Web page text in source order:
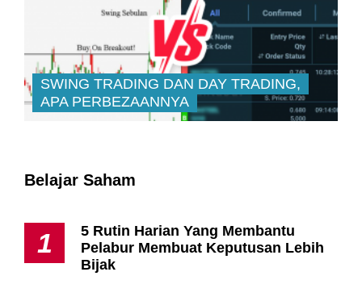
SWING TRADING DAN DAY TRADING,
APA PERBEZAANNYA
Belajar Saham
1
5 Rutin Harian Yang Membantu
Pelabur Membuat Keputusan Lebih
Bijak